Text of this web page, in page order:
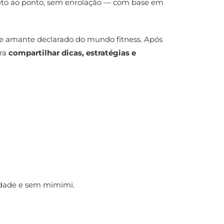
ao ponto, sem enrolação — com base em
amante declarado do mundo fitness. Após
compartilhar dicas, estratégias e
e sem mimimi.